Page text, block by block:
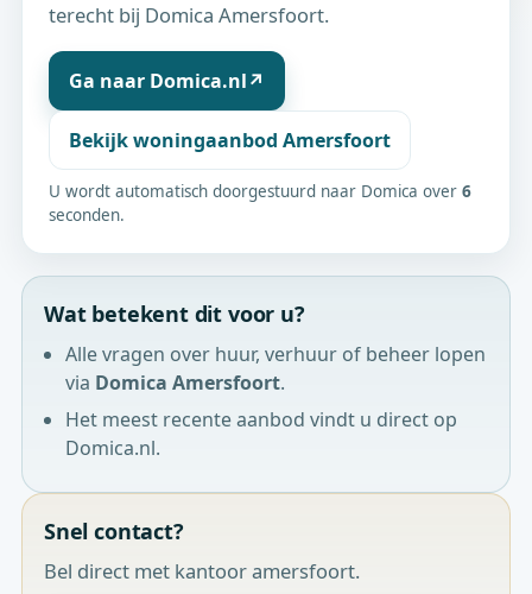
terecht bij Domica Amersfoort.
Ga naar Domica.nl↗
Bekijk woningaanbod Amersfoort
U wordt automatisch doorgestuurd naar Domica over 6
seconden.
Wat betekent dit voor u?
Alle vragen over huur, verhuur of beheer lopen
via Domica Amersfoort.
Het meest recente aanbod vindt u direct op
Domica.nl.
Snel contact?
Bel direct met kantoor amersfoort.